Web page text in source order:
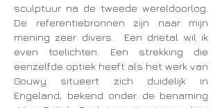
sculptuur na de tweede wereldoorlog.
De referentiebronnen zijn naar mijn
mening zeer divers. Een drietal wil ik
even toelichten. Een strekking die
eenzelfde optiek heeft als het werk van
Gouwy situeert zich duidelijk in
Engeland, bekend onder de benaming